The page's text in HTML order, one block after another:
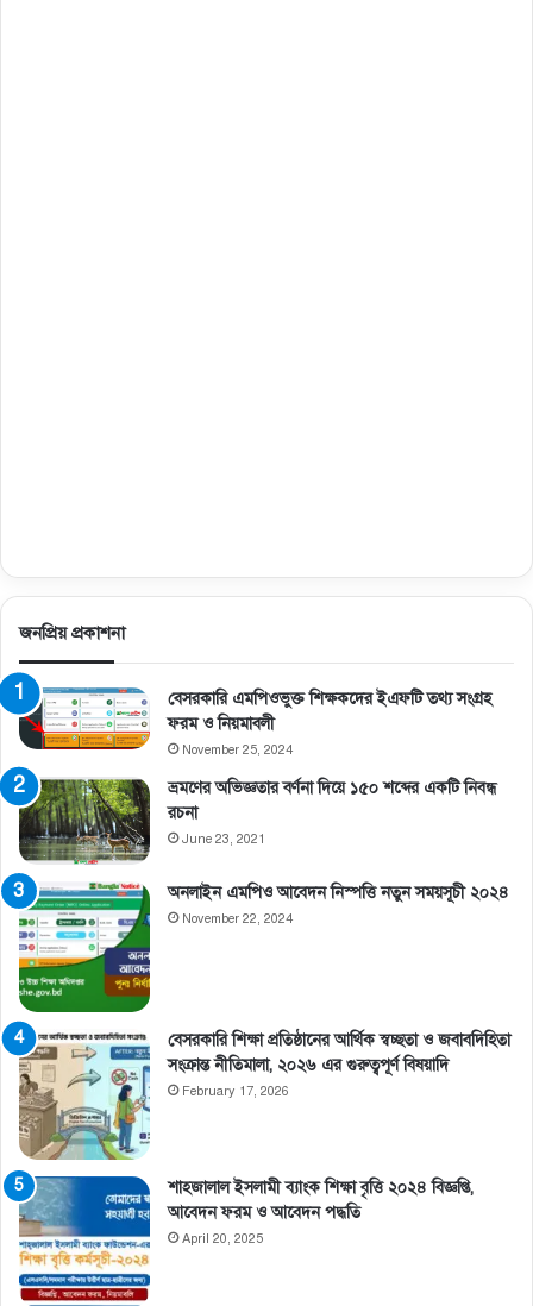
জনপ্রিয় প্রকাশনা
বেসরকারি এমপিওভুক্ত শিক্ষকদের ইএফটি তথ্য সংগ্রহ
ফরম ও নিয়মাবলী
November 25, 2024
ভ্রমণের অভিজ্ঞতার বর্ণনা দিয়ে ১৫০ শব্দের একটি নিবন্ধ
রচনা
June 23, 2021
অনলাইন এমপিও আবেদন নিস্পত্তি নতুন সময়সূচী ২০২৪
November 22, 2024
বেসরকারি শিক্ষা প্রতিষ্ঠানের আর্থিক স্বচ্ছতা ও জবাবদিহিতা
সংক্রান্ত নীতিমালা, ২০২৬ এর গুরুত্বপূর্ণ বিষয়াদি
February 17, 2026
শাহজালাল ইসলামী ব্যাংক শিক্ষা বৃত্তি ২০২৪ বিজ্ঞপ্তি,
আবেদন ফরম ও আবেদন পদ্ধতি
April 20, 2025